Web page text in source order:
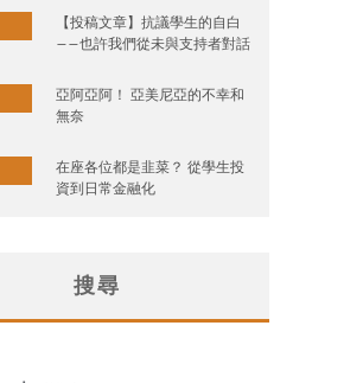
【投稿文章】抗議學生的自白
——也許我們從未與支持者對話
亞阿亞阿！ 亞美尼亞的不幸和
無奈
在座各位都是韭菜？ 從學生投
資到日常金融化
搜尋